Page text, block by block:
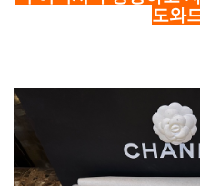
도와